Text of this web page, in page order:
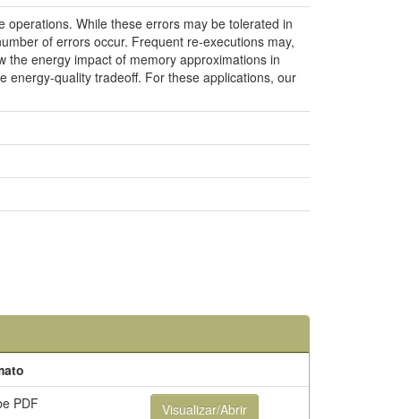
While these errors may be tolerated in
of errors occur. Frequent re-executions may,
energy impact of memory approximations in
energy-quality tradeoff. For these applications, our
PDF Visualizar/Abrir